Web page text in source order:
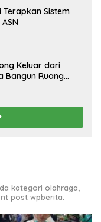
Terapkan Sistem
Keluar dari
Bangun Ruang
kategori olahraga,
post wpberita.